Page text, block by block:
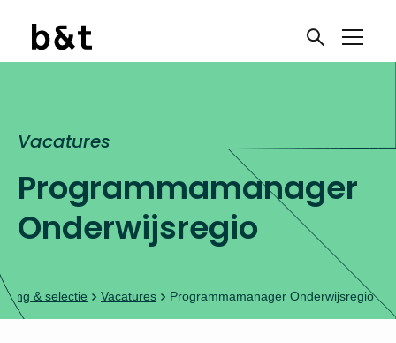
Programmamanager
Onderwijsregio
Vacatures
& selectie Vacatures Programmamanager Onderwijsregio